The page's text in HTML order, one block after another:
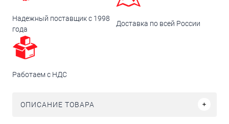
Надежный поставщик с 1998
года
Доставка по всей России
Работаем с НДС
ОПИСАНИЕ ТОВАРА